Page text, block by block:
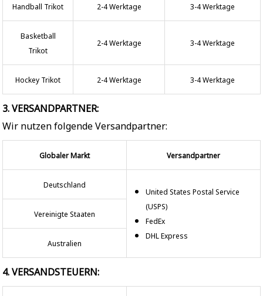
Handball Trikot 2-4 Werktage 3-4 Werktage
Basketball
Trikot
2-4 Werktage 3-4 Werktage
Hockey Trikot 2-4 Werktage 3-4 Werktage
3. VERSANDPARTNER:
Wir nutzen folgende Versandpartner:
Globaler Markt Versandpartner
Deutschland
United States Postal Service
(USPS)
FedEx
DHL Express
Vereinigte Staaten
Australien
4. VERSANDSTEUERN: